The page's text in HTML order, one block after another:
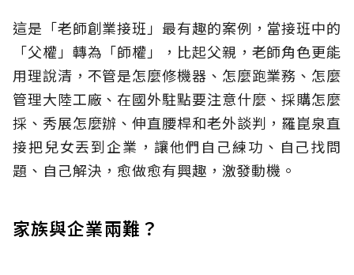
這是「老師創業接班」最有趣的案例，當接班中的
「父權」轉為「師權」，比起父親，老師角色更能
用理說清，不管是怎麼修機器、怎麼跑業務、怎麼
管理大陸工廠、在國外駐點要注意什麼、採購怎麼
採、秀展怎麼辦、伸直腰桿和老外談判，羅崑泉直
接把兒女丟到企業，讓他們自己練功、自己找問
題、自己解決，愈做愈有興趣，激發動機。
家族與企業兩難？